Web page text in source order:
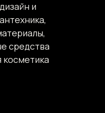
и
средства
косметика